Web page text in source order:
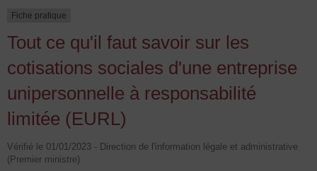
Fiche pratique
Tout ce qu'il faut savoir sur les
cotisations sociales d'une entreprise
unipersonnelle à responsabilité
limitée (EURL)
Vérifié le 01/01/2023 - Direction de l'information légale et administrative
(Premier ministre)